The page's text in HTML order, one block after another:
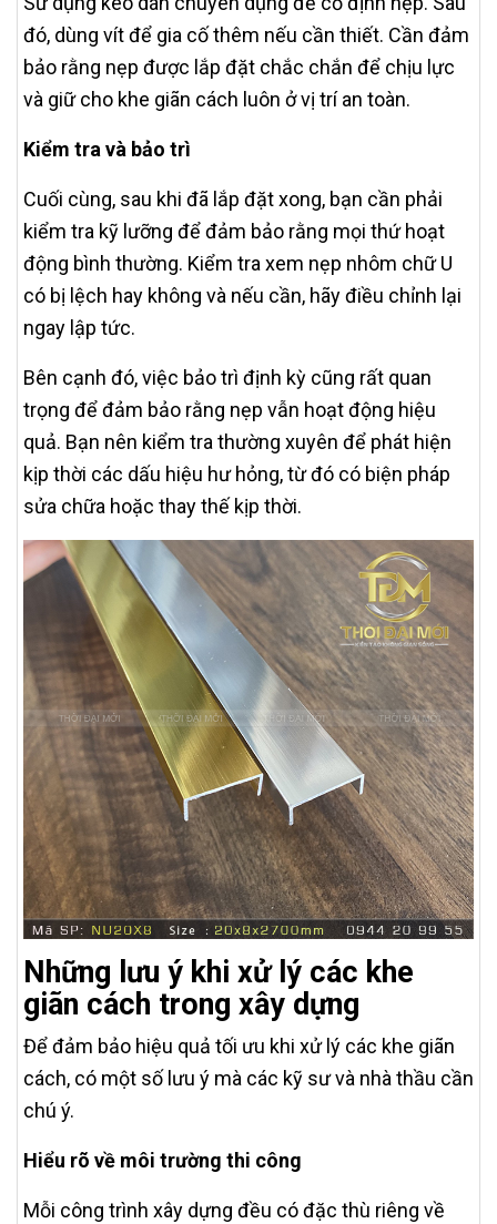
đó, dùng vít để gia cố thêm nếu cần thiết. Cần đảm
bảo rằng nẹp được lắp đặt chắc chắn để chịu lực
và giữ cho khe giãn cách luôn ở vị trí an toàn.
Kiểm tra và bảo trì
Cuối cùng, sau khi đã lắp đặt xong, bạn cần phải
kiểm tra kỹ lưỡng để đảm bảo rằng mọi thứ hoạt
động bình thường. Kiểm tra xem nẹp nhôm chữ U
có bị lệch hay không và nếu cần, hãy điều chỉnh lại
ngay lập tức.
Bên cạnh đó, việc bảo trì định kỳ cũng rất quan
trọng để đảm bảo rằng nẹp vẫn hoạt động hiệu
quả. Bạn nên kiểm tra thường xuyên để phát hiện
kịp thời các dấu hiệu hư hỏng, từ đó có biện pháp
sửa chữa hoặc thay thế kịp thời.
Những lưu ý khi xử lý các khe
giãn cách trong xây dựng
Để đảm bảo hiệu quả tối ưu khi xử lý các khe giãn
cách, có một số lưu ý mà các kỹ sư và nhà thầu cần
chú ý.
Hiểu rõ về môi trường thi công
Mỗi công trình xây dựng đều có đặc thù riêng về